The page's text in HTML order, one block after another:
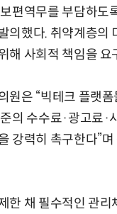
편역무를 부담하도
의했다. 취약계층의
해 사회적 책임을 요
원은 “빅테크 플랫폼
의 수수료·광고료·
강력히 촉구한다”
한 채 필수적인 관리